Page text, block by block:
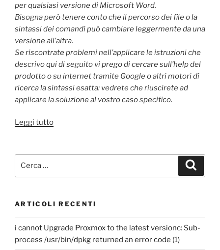
per qualsiasi versione di Microsoft Word.
Bisogna però tenere conto che il percorso dei file o la
sintassi dei comandi può cambiare leggermente da una
versione all’altra.
Se riscontrate problemi nell’applicare le istruzioni che
descrivo qui di seguito vi prego di cercare sull’help del
prodotto o su internet tramite Google o altri motori di
ricerca la sintassi esatta: vedrete che riuscirete ad
applicare la soluzione al vostro caso specifico.
Leggi tutto“Come
layout
da
Microsoft
Word
all’apertura
ARTICOLI RECENTI
i cannot Upgrade Proxmox to the latest versionc: Sub-
process /usr/bin/dpkg returned an error code (1)